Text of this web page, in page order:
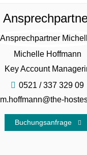
Michelle Hoffmann
Key Account
0521 / 337 329 09
m.hoffmann@the-
Buchungsanfrage